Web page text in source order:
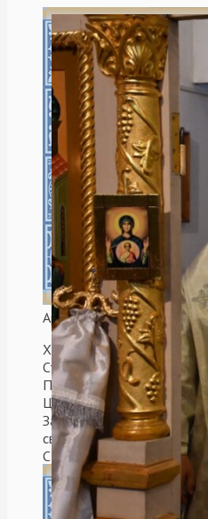
Аргентинская
Храм в честь святых
Страстотерпцев.
После воссоединения
Церкви и Русской
Заграницей, храм решили
святых Царственных
Cтроительствo велось с
митрополите Платоне